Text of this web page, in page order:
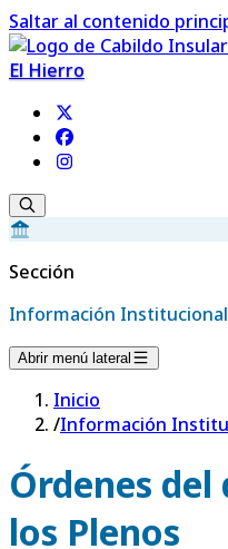
Saltar al contenido
El Hierro
Sección
Información Institucional
Abrir menú lateral
Inicio
/Información
Órdenes del
los Plenos